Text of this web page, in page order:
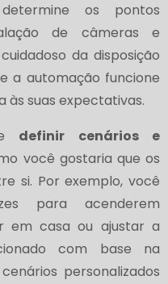
os pontos
de câmeras e
da disposição
a automação funcione
às suas expectativas.
definir cenários e
você gostaria que os
si. Por exemplo, você
para acenderem
em casa ou ajustar a
com base na
personalizados